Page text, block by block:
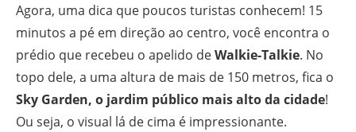
Agora, uma dica que poucos turistas conhecem! 15
minutos a pé em direção ao centro, você encontra o
prédio que recebeu o apelido deWalkie-Talkie. No
topo dele, a uma altura de mais de 150 metros, fica o
Sky Garden, o jardim público mais alto da cidade!
Ou seja, o visual lá de cima é impressionante.